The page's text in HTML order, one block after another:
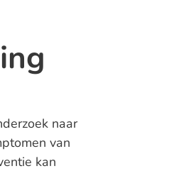
naar
van
kan